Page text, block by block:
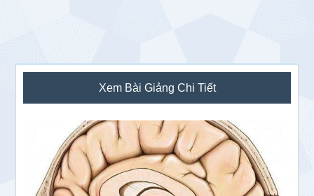
Sidebar
chính
Xem Bài Giảng Chi Tiết